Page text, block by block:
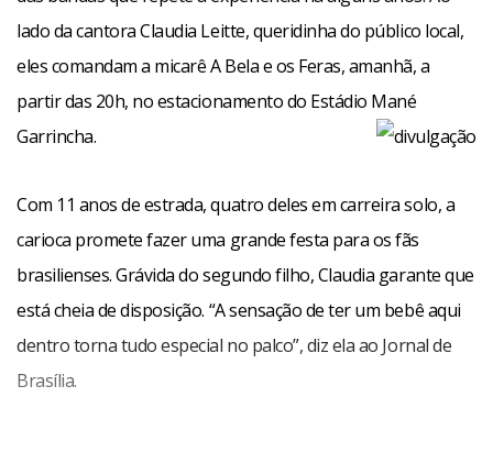
lado da cantora Claudia Leitte, queridinha do público local,
eles comandam a micarê A Bela e os Feras, amanhã, a
partir das 20h, no estacionamento do Estádio Mané
Garrincha.
Com 11 anos de estrada, quatro deles em carreira solo, a
carioca promete fazer uma grande festa para os fãs
brasilienses. Grávida do segundo filho, Claudia garante que
está cheia de disposição. “A sensação de ter um bebê aqui
dentro torna tudo especial no palco”, diz ela ao Jornal de
Brasília.